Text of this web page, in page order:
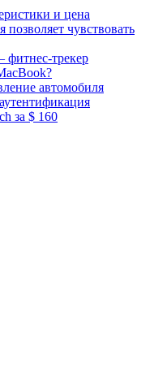
и цена
позволяет чувствовать
фитнес-трекер
автомобиля
за $ 160